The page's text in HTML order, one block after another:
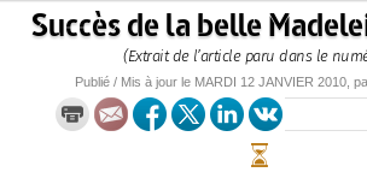
Succès de la belle
(Extrait de l’article paru dans le
Publié / Mis à jour le MARDI 12 JANVIER 2010,